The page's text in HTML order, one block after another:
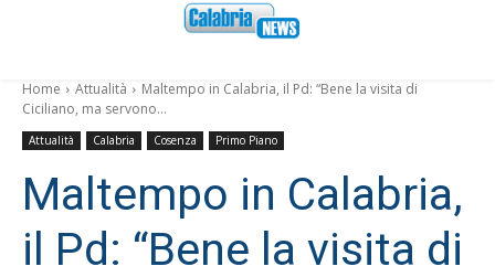
Home Attualità
Maltempo in Calabria, il Pd: “Bene la visita di
Ciciliano, ma servono...
Attualità Calabria Cosenza Primo Piano
Maltempo in Calabria,
il Pd: “Bene la visita di